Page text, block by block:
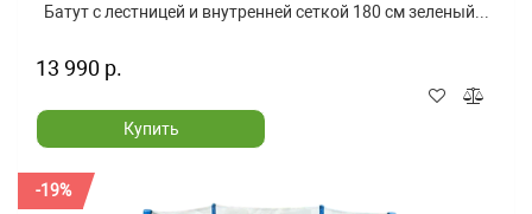
Батут с лестницей и внутренней сеткой 180 см зеленый...
13 990 р.
Купить
-19%